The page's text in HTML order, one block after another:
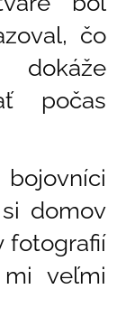
čo
počas
domov
fotografií
veľmi